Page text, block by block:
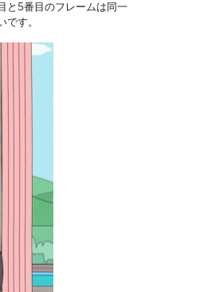
と5番目のフレームは同一
です。